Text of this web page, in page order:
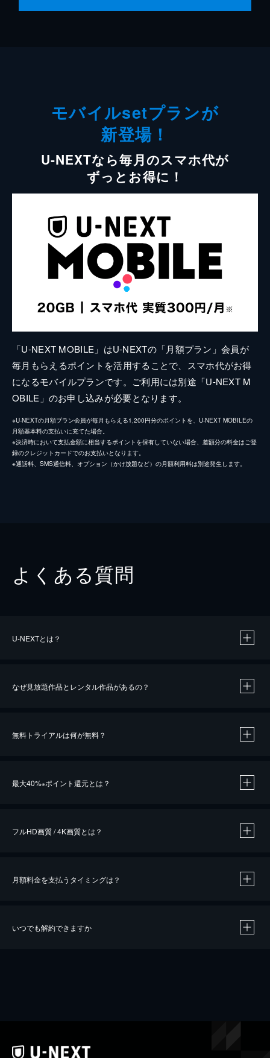
モバイルsetプランが
新登場！
U-NEXTなら毎月のスマホ代が
ずっとお得に！
「U-NEXT MOBILE」はU-NEXTの「月額プラン」会員が
毎月もらえるポイントを活用することで、スマホ代がお得
になるモバイルプランです。ご利用には別途「U-NEXT M
OBILE」のお申し込みが必要となります。
※U-NEXTの月額プラン会員が毎月もらえる1,200円分のポイントを、U-NEXT MOBILEの
月額基本料の支払いに充てた場合。
※決済時において支払金額に相当するポイントを保有していない場合、差額分の料金はご登
録のクレジットカードでのお支払いとなります。
※通話料、SMS通信料、オプション（かけ放題など）の月額利用料は別途発生します。
よくある質問
U-NEXTとは？
なぜ見放題作品とレンタル作品があるの？
無料トライアルは何が無料？
最大40%※ポイント還元とは？
※40％ポイント還元の対象は、クレジットカード決済による作品の購入 / レンタルです。
フルHD画質 / 4K画質とは？
月額料金を支払うタイミングは？
いつでも解約できますか